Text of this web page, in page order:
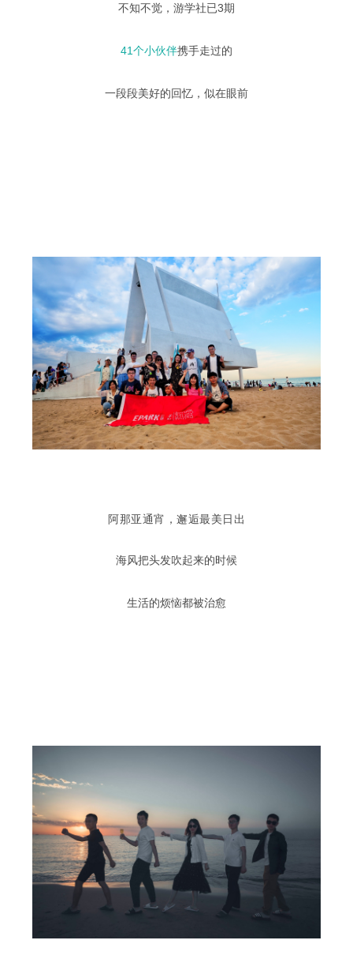
不知不觉，游学社已3期
41个小伙伴携手走过的
一段段美好的回忆，似在眼前
阿那亚通宵，邂逅最美日出
海风把头发吹起来的时候
生活的烦恼都被治愈